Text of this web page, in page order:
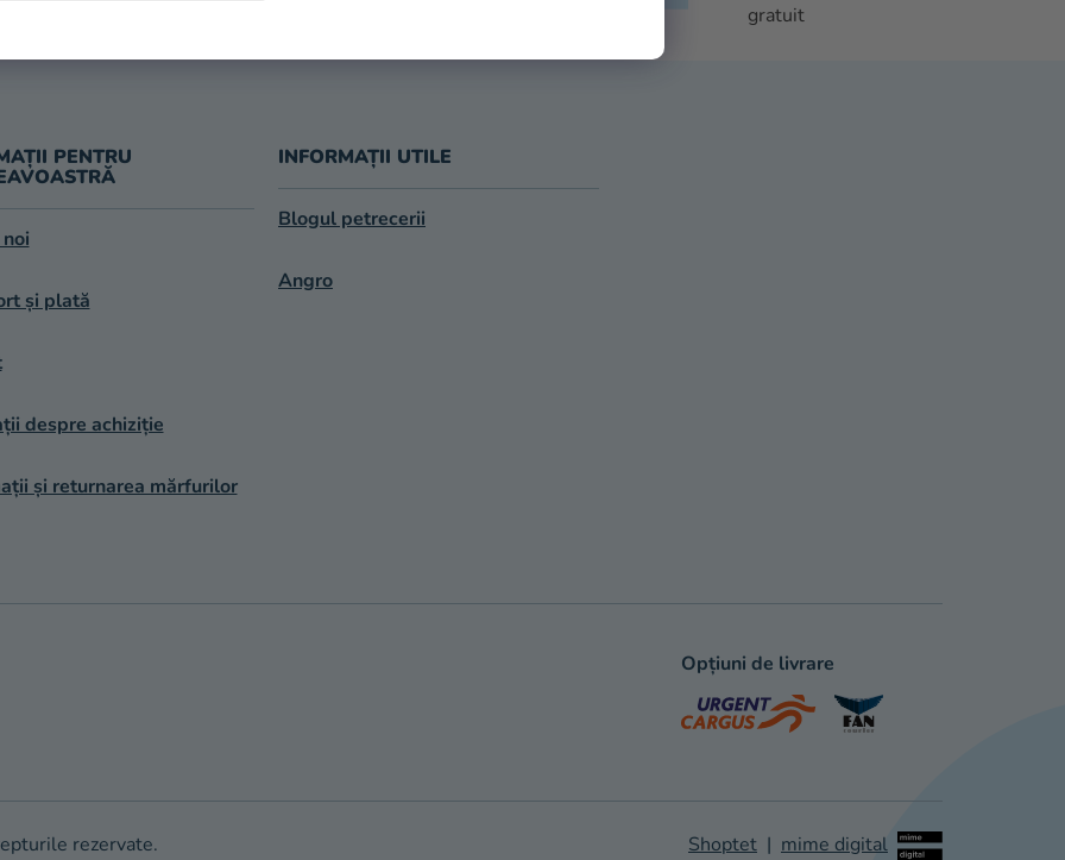
gratuit
PENTRU
și plată
despre achiziție
și returnarea mărfurilor
INFORMAȚII UTILE
Blogul petrecerii
Angro
Opțiuni de livrare
Shoptet | mime digital
rezervate.